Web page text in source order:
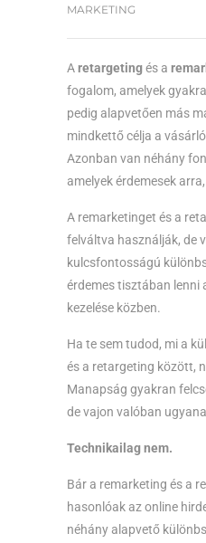
MARKETING
Aretargetingés a
fogalom, amelyek
pedig alapvetően más
mindkettő célja a
Azonban van néhány
amelyek érdemesek
A remarketinget és a
felváltva használják, de
kulcsfontosságú
érdemes tisztában lenni
kezelése közben.
Ha te sem tudod, mi a
és a retargeting között,
Manapság gyakran
de vajon valóban
Technikailag nem.
Bár a remarketing és a
hasonlóak az online
néhány alapvető